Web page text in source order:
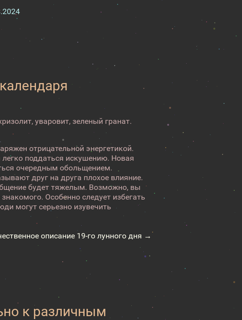
уваровит, зеленый гранат.
отрицательной энергетикой.
поддаться искушению. Новая
очередным обольщением.
друг на друга плохое влияние.
будет тяжелым. Возможно, вы
Особенно следует избегать
могут серьезно изувечить
описание 19-го лунного дня →
к различным